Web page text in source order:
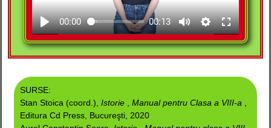
00:00 00:13
SURSE:
Stan Stoica (coord.), Istorie Manual pentru Clasa a VIII-a
Editura Cd Press, Bucureşti, 2020